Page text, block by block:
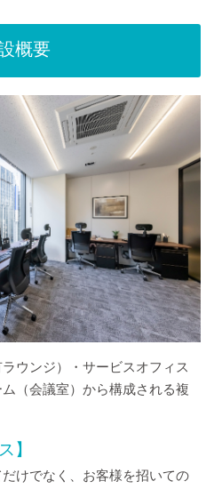
概要
ウンジ）・サービスオフィス
（会議室）から構成される複
】
けでなく、お客様を招いての